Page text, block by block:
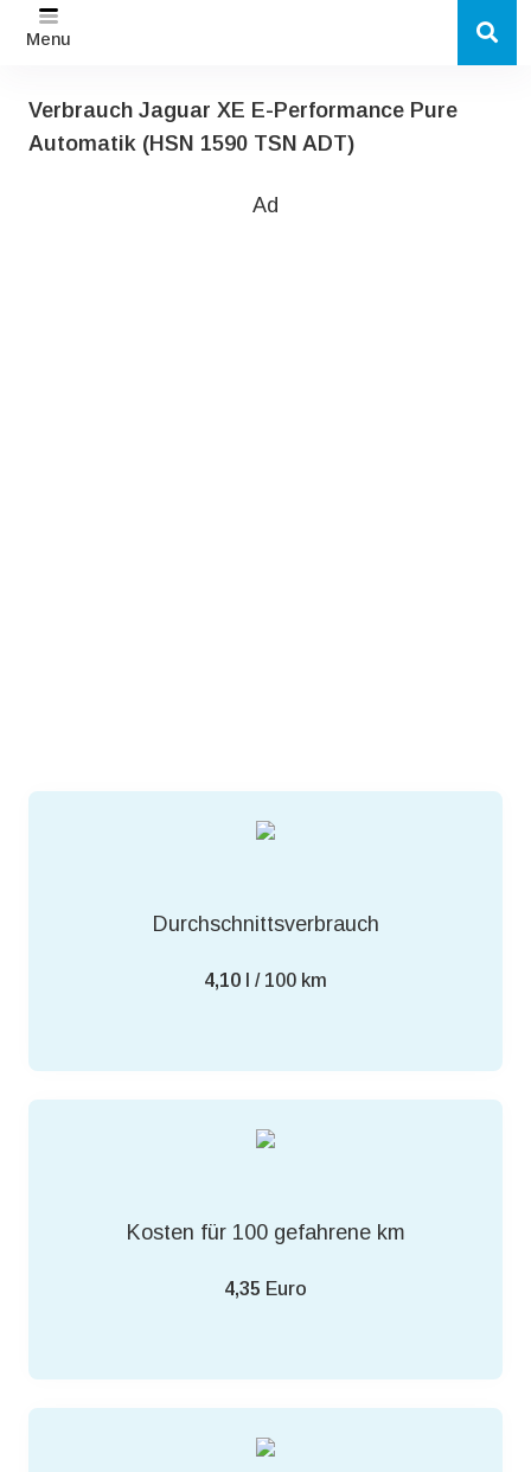
Menu
Verbrauch Jaguar XE E-Performance Pure
Automatik (HSN 1590 TSN ADT)
Ad
Durchschnittsverbrauch
4,10 l / 100 km
Kosten für 100 gefahrene km
4,35 Euro